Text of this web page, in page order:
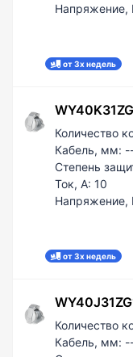
Напряжение,
от 3х недель
Количество
Кабель, мм:
Степень
Ток, А: 10
Напряжение,
от 3х недель
Количество
Кабель, мм: